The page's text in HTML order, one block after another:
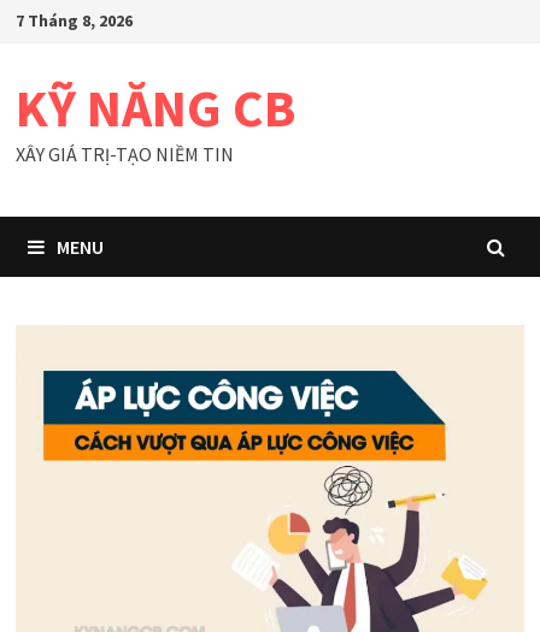
Skip
content
7 Tháng 8, 2026
KỸ NĂNG CB
XÂY GIÁ TRỊ-TẠO NIỀM TIN
MENU